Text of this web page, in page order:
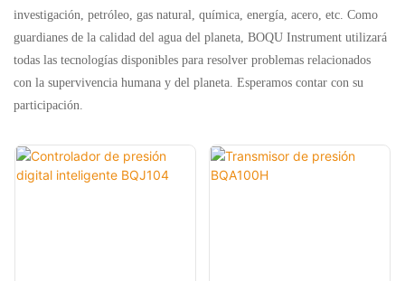
investigación, petróleo, gas natural, química, energía, acero, etc. Como
guardianes de la calidad del agua del planeta, BOQU Instrument utilizará
todas las tecnologías disponibles para resolver problemas relacionados
con la supervivencia humana y del planeta. Esperamos contar con su
participación.